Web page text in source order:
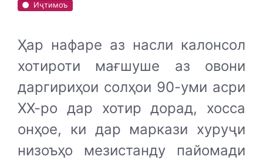
Иҷтимоъ
Ҳар нафаре аз насли калонсол
хотироти мағшуше аз овони
даргириҳои солҳои 90-уми асри
ХХ-ро дар хотир дорад, хосса
онҳое, ки дар маркази хуруҷи
низоъҳо мезистанду пайомади